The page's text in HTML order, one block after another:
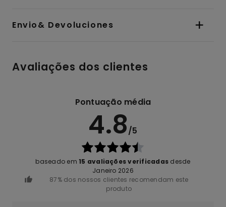
Envio& Devoluciones
Avaliações dos clientes
Pontuação média
4.8/5
baseado em 15 avaliações verificadas desde
Janeiro 2026
87% dos nossos clientes recomendam este
produto